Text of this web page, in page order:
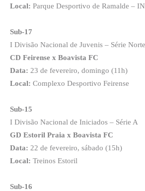
Local: Parque Desportivo de Ramalde –
Sub-17
I Divisão Nacional de Juvenis – Série Norte
CD Feirense x Boavista FC
Data: 23 de fevereiro, domingo (11h)
Local: Complexo Desportivo Feirense
Sub-15
I Divisão Nacional de Iniciados – Série A
GD Estoril Praia x Boavista FC
Data: 22 de fevereiro, sábado (15h)
Local: Treinos Estoril
Sub-16